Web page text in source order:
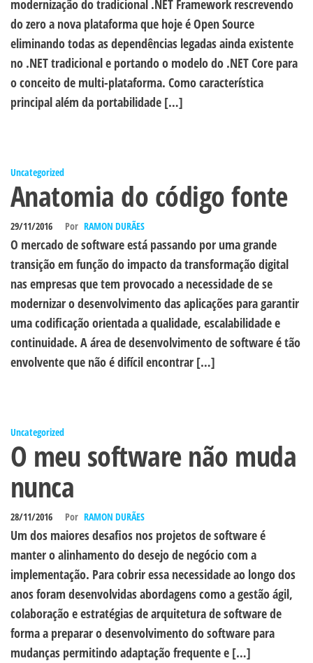
modernização do tradicional .NET Framework rescrevendo
do zero a nova plataforma que hoje é Open Source
eliminando todas as dependências legadas ainda existente
no .NET tradicional e portando o modelo do .NET Core para
o conceito de multi-plataforma. Como característica
principal além da portabilidade […]
Uncategorized
Anatomia do código fonte
29/11/2016 Por RAMON DURÃES
O mercado de software está passando por uma grande
transição em função do impacto da transformação digital
nas empresas que tem provocado a necessidade de se
modernizar o desenvolvimento das aplicações para garantir
uma codificação orientada a qualidade, escalabilidade e
continuidade. A área de desenvolvimento de software é tão
envolvente que não é difícil encontrar […]
Uncategorized
O meu software não muda
nunca
28/11/2016 Por RAMON DURÃES
Um dos maiores desafios nos projetos de software é
manter o alinhamento do desejo de negócio com a
implementação. Para cobrir essa necessidade ao longo dos
anos foram desenvolvidas abordagens como a gestão ágil,
colaboração e estratégias de arquitetura de software de
forma a preparar o desenvolvimento do software para
mudanças permitindo adaptação frequente e […]